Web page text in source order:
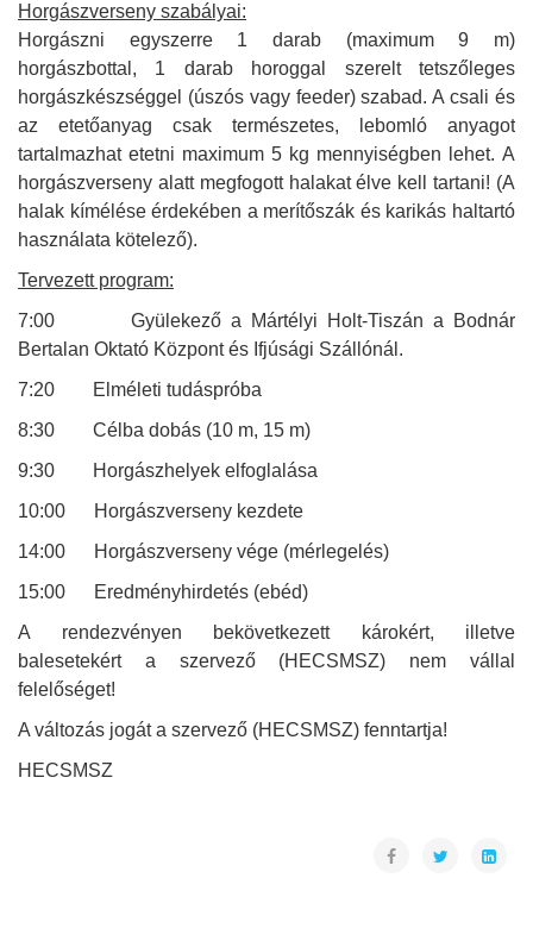
Horgászverseny szabályai:
Horgászni egyszerre 1 darab (maximum 9 m)
horgászbottal, 1 darab horoggal szerelt tetszőleges
horgászkészséggel (úszós vagy feeder) szabad. A csali és
az etetőanyag csak természetes, lebomló anyagot
tartalmazhat etetni maximum 5 kg mennyiségben lehet. A
horgászverseny alatt megfogott halakat élve kell tartani! (A
halak kímélése érdekében a merítőszák és karikás haltartó
használata kötelező).
Tervezett program:
7:00 Gyülekező a Mártélyi Holt-Tiszán a Bodnár
Bertalan Oktató Központ és Ifjúsági Szállónál.
7:20 Elméleti tudáspróba
8:30 Célba dobás (10 m, 15 m)
9:30 Horgászhelyek elfoglalása
10:00 Horgászverseny kezdete
14:00 Horgászverseny vége (mérlegelés)
15:00 Eredményhirdetés (ebéd)
A rendezvényen bekövetkezett károkért, illetve
balesetekért a szervező (HECSMSZ) nem vállal
felelőséget!
A változás jogát a szervező (HECSMSZ) fenntartja!
HECSMSZ